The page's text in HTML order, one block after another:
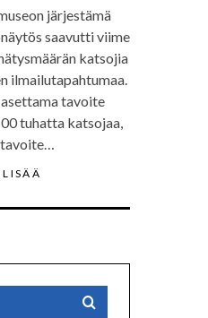
järjestämä
saavutti viime
katsojia
ilmailutapahtumaa.
tavoite
tuhatta katsojaa,